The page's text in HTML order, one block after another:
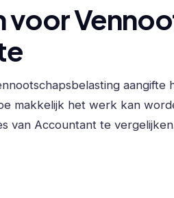
voor
makkelijk het werk kan
van Accountant te